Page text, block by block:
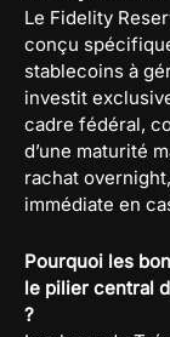
Le Fidelity
conçu
stablecoins à
investit
cadre fédéral,
d’une maturité
rachat
immédiate en
Pourquoi les
le pilier central
?